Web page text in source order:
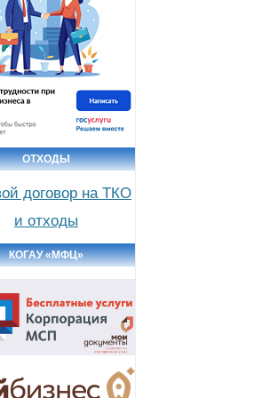
ОТХОДЫ
договор на ТКО
и отходы
КОГАУ «МФЦ»